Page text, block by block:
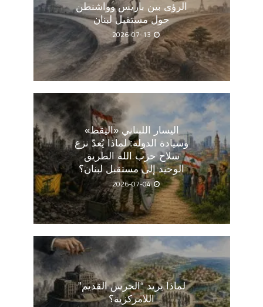
الرؤى بين باريس وواشنطن
حول مستقبل لبنان
2026-07-13
اليسار اللبناني «اليقظ»
وسيادة الدولة: لماذا يُعدّ نزع
سلاح حزب الله الطريق
الوحيد إلى مستقبل لبنان؟
2026-07-04
لماذا يريد “الحرس القديم”
اللامركزية؟